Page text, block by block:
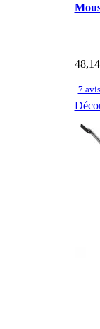
48,14
7 avis